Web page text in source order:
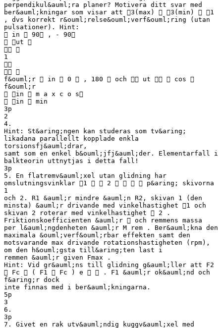
perpendikul&auml;ra planer? Motivera ditt svar med
ber&auml;kningar som visar att 3(max)  3(min)  1
, dvs korrekt r&ouml;relse&ouml;verf&ouml;ring (utan
pulsationer). Hint:
 in  90 , - 90
 ut 
 
1

 
f&ouml;r  in  0  , 180  och  ut   cos 
f&ouml;r
 in  m a x c o s
 in  min
3p
2
4.
Hint: St&aring;ngen kan studeras som tv&aring;
likadana parallellt kopplade enkla
torsionsfj&auml;drar,
samt som en enkel b&ouml;jfj&auml;der. Elementarfall i
balkteorin uttnytjas i detta fall!
3p
5. En flatremv&auml;xel utan glidning har
omslutningsvinklar 1   2     p&aring; skivorna
1
och 2. R1 &auml;r mindre &auml;n R2, skivan 1 (den
minsta) &auml;r drivande med vinkelhastighet 1 och
skivan 2 roterar med vinkelhastighet  2 .
Friktionskoefficienten &auml;r  och remmens massa
per l&auml;ngdenheten &auml;r M rem . Ber&auml;kna den
maximala &ouml;verf&ouml;rbar effekten samt den
motsvarande max drivande rotationshastigheten (rpm),
om den h&ouml;gsta till&aring;ten last i
remmen &auml;r given Fmax .
Hint: Vid gr&auml;ns till glidning g&auml;ller att F2
 Fc  ( F1  Fc ) e   . F1 &auml;r ok&auml;nd och
f&aring;r dock
inte finnas med i ber&auml;kningarna.
5p
3
6.
3p
7. Givet en rak utv&auml;ndig kuggv&auml;xel med